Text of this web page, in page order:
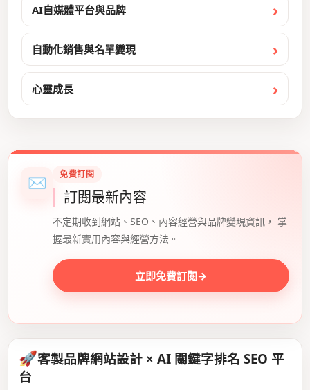
AI自媒體平台與品牌
自動化銷售與名單變現
心靈成長
✉ 免費訂閱
訂閱最新內容
不定期收到網站、SEO、內容經營與品牌變現資訊， 掌
握最新實用內容與經營方法。
立即免費訂閱→
🚀客製品牌網站設計 × AI 關鍵字排名 SEO 平
台